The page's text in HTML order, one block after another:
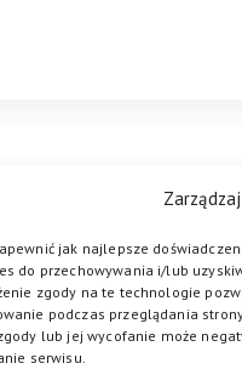
jak najlepsze
do przechowywania i/lub
zgody na te technologie
podczas przeglądania
lub jej wycofanie może
serwisu.
DOŁĄCZ DO NAS